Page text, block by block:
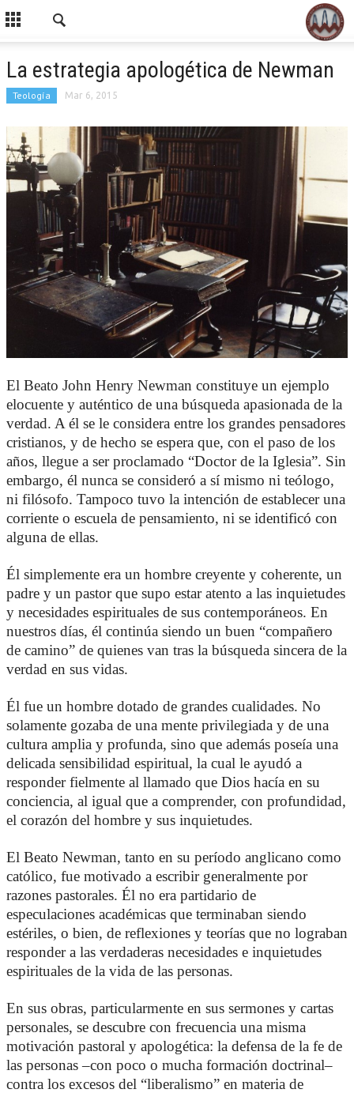
La estrategia apologética de Newman
Teología Mar 6, 2015
El Beato John Henry Newman constituye un ejemplo
elocuente y auténtico de una búsqueda apasionada de la
verdad. A él se le considera entre los grandes pensadores
cristianos, y de hecho se espera que, con el paso de los
años, llegue a ser proclamado “Doctor de la Iglesia”. Sin
embargo, él nunca se consideró a sí mismo ni teólogo,
ni filósofo. Tampoco tuvo la intención de establecer una
corriente o escuela de pensamiento, ni se identificó con
alguna de ellas.
Él simplemente era un hombre creyente y coherente, un
padre y un pastor que supo estar atento a las inquietudes
y necesidades espirituales de sus contemporáneos. En
nuestros días, él continúa siendo un buen “compañero
de camino” de quienes van tras la búsqueda sincera de la
verdad en sus vidas.
Él fue un hombre dotado de grandes cualidades. No
solamente gozaba de una mente privilegiada y de una
cultura amplia y profunda, sino que además poseía una
delicada sensibilidad espiritual, la cual le ayudó a
responder fielmente al llamado que Dios hacía en su
conciencia, al igual que a comprender, con profundidad,
el corazón del hombre y sus inquietudes.
El Beato Newman, tanto en su período anglicano como
católico, fue motivado a escribir generalmente por
razones pastorales. Él no era partidario de
especulaciones académicas que terminaban siendo
estériles, o bien, de reflexiones y teorías que no lograban
responder a las verdaderas necesidades e inquietudes
espirituales de la vida de las personas.
En sus obras, particularmente en sus sermones y cartas
personales, se descubre con frecuencia una misma
motivación pastoral y apologética: la defensa de la fe de
las personas –con poco o mucha formación doctrinal–
contra los excesos del “liberalismo” en materia de